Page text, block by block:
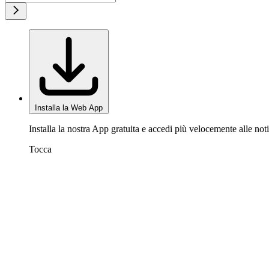
Installa la Web App
Installa la nostra App gratuita e accedi più velocemente alle
Tocca